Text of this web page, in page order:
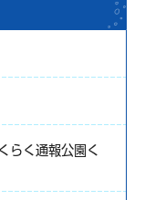
らく通報公園く